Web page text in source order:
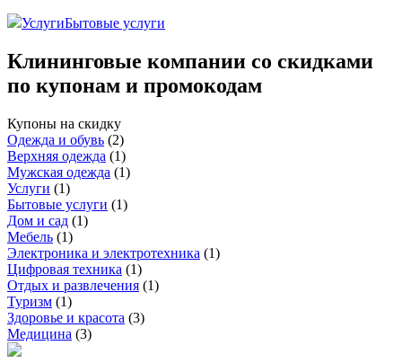
УслугиБытовые услуги
Клининговые компании со скидками
по купонам и промокодам
Купоны на скидку
Одежда и обувь (2)
Верхняя одежда (1)
Мужская одежда (1)
Услуги (1)
Бытовые услуги (1)
Дом и сад (1)
Мебель (1)
Электроника и электротехника (1)
Цифровая техника (1)
Отдых и развлечения (1)
Туризм (1)
Здоровье и красота (3)
Медицина (3)